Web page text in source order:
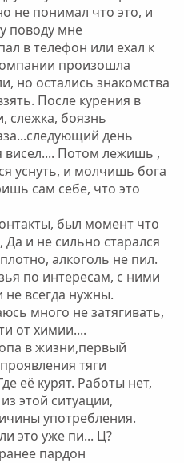
не понимал что это, и
поводу мне
в телефон или ехал к
произошла
но остались знакомства
После курения в
слежка, боязнь
день
висел.... Потом лежишь ,
уснуть, и молчишь бога
сам себе, что это
был момент что
Да и не сильно старался
алкоголь не пил.
по интересам, с ними
всегда нужны.
много не затягивать,
от химии....
в жизни,первый
тяги
её курят. Работы нет,
этой ситуации,
употребления.
это уже пи... Ц?
пардон